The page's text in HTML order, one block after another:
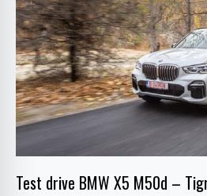
Test drive BMW X5 M50d –
X5
M50d
–
Tigrul
de
cristal